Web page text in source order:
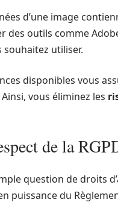
d’une image
des outils comme
souhaitez utiliser.
disponibles vous
vous éliminez les
de la
question de droits
puissance du